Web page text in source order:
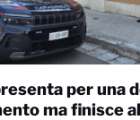
per una
ma finisce